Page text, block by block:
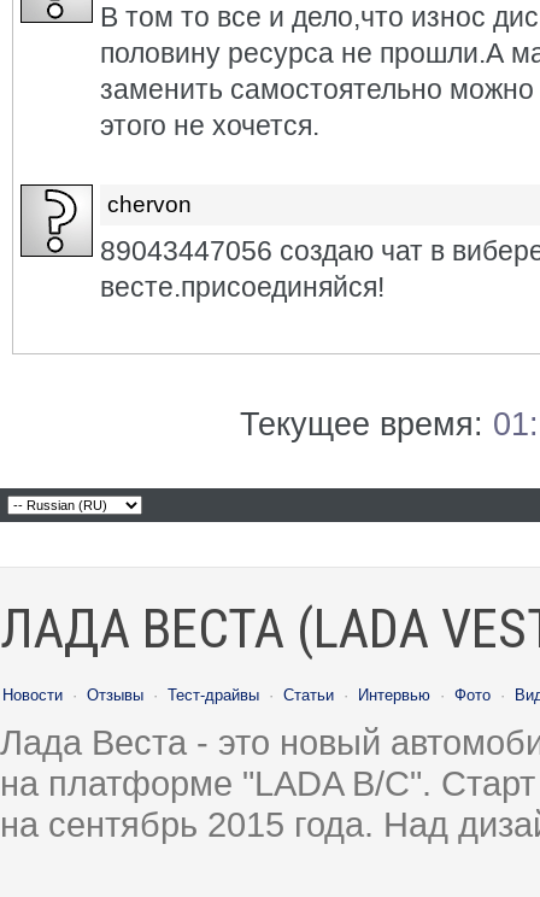
В том то все и дело,что износ
половину ресурса не прошли.А
заменить самостоятельно можно
этого не хочется.
chervon
89043447056 создаю чат в
весте.присоединяйся!
Текущее время:
ЛАДА ВЕСТА (LADA
Новости · Отзывы · Тест-драйвы · Статьи · Интервью · Фото ·
Лада Веста - это новый
на платформе "LADA B/C".
на сентябрь 2015 года. Над